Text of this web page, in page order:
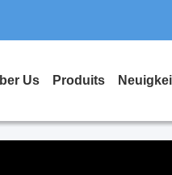
Us Produits